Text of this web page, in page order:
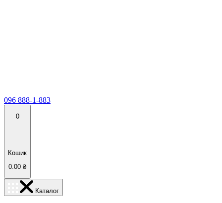
096 888-1-883
0
Кошик
0.00 ₴
Каталог